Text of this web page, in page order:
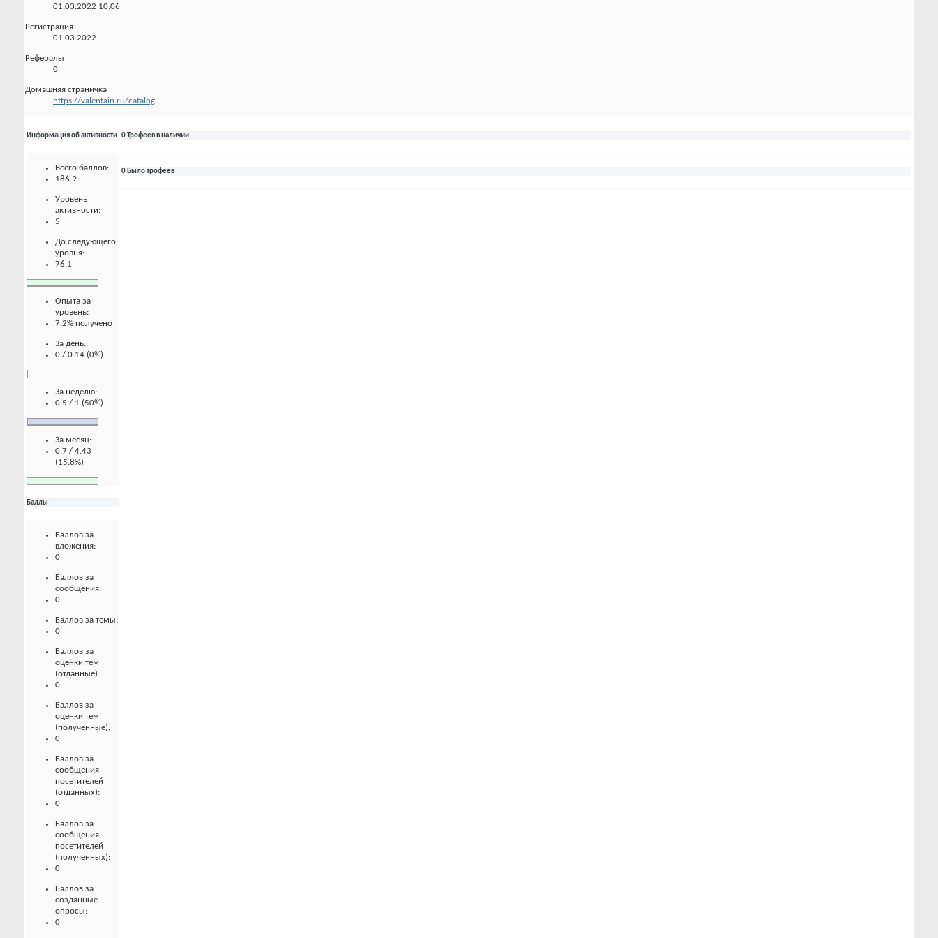
01.03.2022 10:06
Регистрация
01.03.2022
Рефералы
0
Домашняя страничка
https://valentain.ru/catalog
Информация об активности
Всего баллов:
186.9
Уровень
активности:
5
До следующего
уровня:
76.1
Опыта за
уровень:
7.2% получено
За день:
0 / 0.14 (0%)
За неделю:
0.5 / 1 (50%)
За месяц:
0.7 / 4.43
(15.8%)
Баллы
Баллов за
вложения:
0
Баллов за
сообщения:
0
Баллов за темы:
0
Баллов за
оценки тем
(отданные):
0
Баллов за
оценки тем
(полученные):
0
Баллов за
сообщения
посетителей
(отданных):
0
Баллов за
сообщения
посетителей
(полученных):
0
Баллов за
созданные
опросы:
0
0 Трофеев в наличии
0 Было трофеев